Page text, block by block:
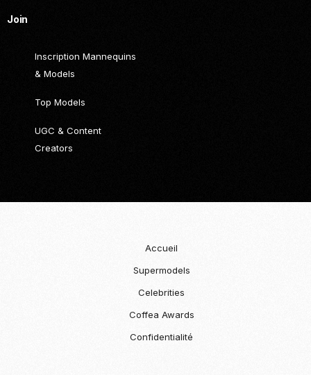
Join
Inscription Mannequins
& Models
Top Models
UGC & Content
Creators
Accueil
Supermodels
Celebrities
Coffea Awards
Confidentialité